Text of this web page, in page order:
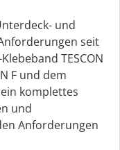
und
seit
TESCON
F und dem
ein komplettes
und
Anforderungen